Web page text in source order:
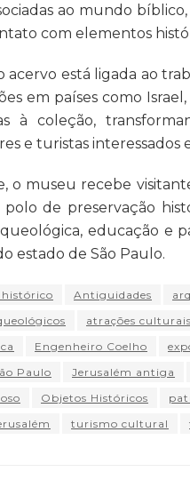
ao mundo
com elementos
acervo está ligada ao
em países como
à coleção,
e turistas
o museu recebe
de preservação
educação e
estado de São Paulo.
histórico Antiguidades
atrações culturais
Engenheiro Coelho
Paulo
Jerusalém antiga
Objetos Históricos
turismo cultural